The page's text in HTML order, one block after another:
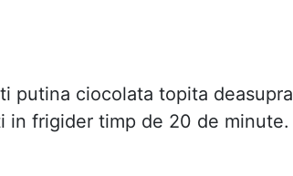
putina ciocolata topita deasupra
in frigider timp de 20 de minute.